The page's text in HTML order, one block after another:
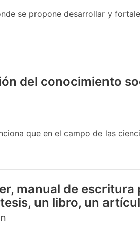
se propone desarrollar y
del conocimiento
que en el campo de las
manual de
un libro, un